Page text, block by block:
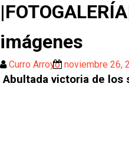
imágenes
Curro Arroyo noviembre 26,
Abultada victoria de los